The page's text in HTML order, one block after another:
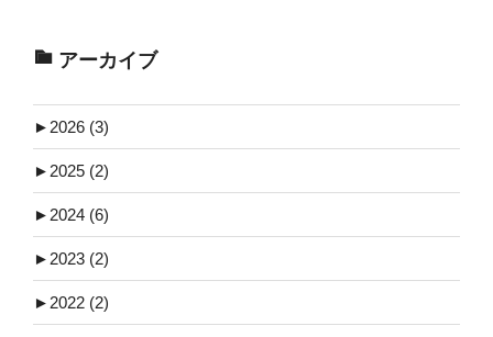
アーカイブ
► 2026 (3)
► 2025 (2)
► 2024 (6)
► 2023 (2)
► 2022 (2)